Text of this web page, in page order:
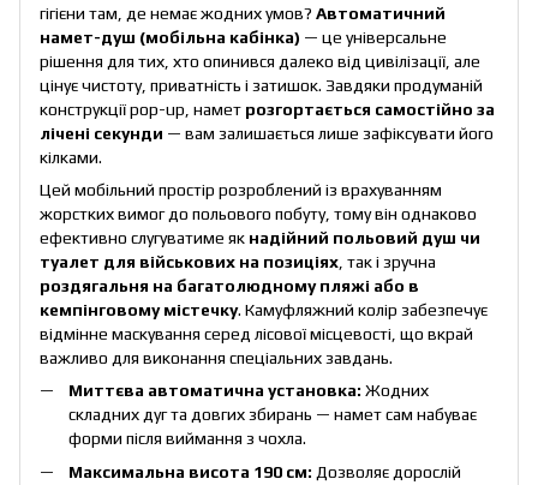
гігієни там, де немає жодних умов? Автоматичний
намет-душ (мобільна кабінка) — це універсальне
рішення для тих, хто опинився далеко від цивілізації, але
цінує чистоту, приватність і затишок. Завдяки продуманій
конструкції pop-up, намет розгортається самостійно за
лічені секунди — вам залишається лише зафіксувати його
кілками.
Цей мобільний простір розроблений із врахуванням
жорстких вимог до польового побуту, тому він однаково
ефективно слугуватиме як надійний польовий душ чи
туалет для військових на позиціях , так і зручна
роздягальня на багатолюдному пляжі або в
кемпінговому містечку. Камуфляжний колір забезпечує
відмінне маскування серед лісової місцевості, що вкрай
важливо для виконання спеціальних завдань.
Миттєва автоматична установка: Жодних
складних дуг та довгих збирань — намет сам набуває
форми після виймання з чохла.
Максимальна висота 190 см: Дозволяє дорослій